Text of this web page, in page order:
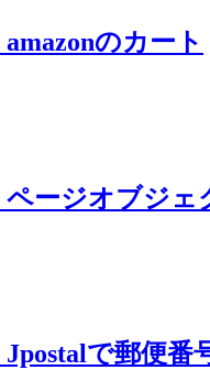
のカート
ページオブジェ
で郵便番